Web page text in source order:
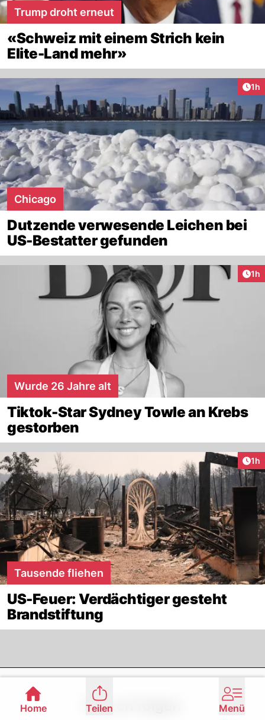
Trump droht erneut
«Schweiz mit einem Strich kein
Elite-Land mehr»
1h
Chicago
Dutzende verwesende Leichen bei
US-Bestatter gefunden
1h
Wurde 26 Jahre alt
Tiktok-Star Sydney Towle an Krebs
gestorben
1h
Tausende fliehen
US-Feuer: Verdächtiger gesteht
Brandstiftung
Footer
Nau.ch folgen
Home Teilen Menü